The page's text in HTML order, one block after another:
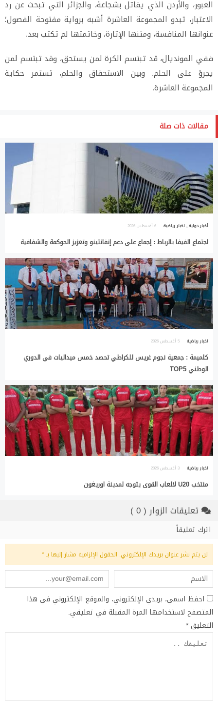
العبور، والأردن الذي يقاتل بشجاعة، والجزائر التي تبحث عن رد
الاعتبار، تبدو المجموعة العاشرة أشبه برواية مفتوحة الفصول؛
عنوانها المنافسة، ومتنها الإثارة، وخاتمتها لم تكتب بعد.
ففي المونديال، قد تبتسم الكرة لمن يستحق، وقد تبتسم لمن
يجرؤ على الحلم. وبين الاستحقاق والحلم، تستمر حكاية
المجموعة العاشرة.
مقالات ذات صلة
أخبار دولية,اخبار رياضية 6 أغسطس 2026
اجتماع الفيفا بالرباط : إجماع على دعم إنفانتينو وتعزيز الحوكمة والشفافية
اخبار رياضية 5 أغسطس 2026
كلميمة : جمعية نجوم غريس للكراطي تحصد خمس ميداليات في الدوري
الوطني TOP5
اخبار رياضية 3 أغسطس 2026
منتخب U20 لالعاب القوى يتوجه لمدينة اوريغون
تعليقات الزوار ( 0 )
اترك تعليقاً
لن يتم نشر عنوان بريدك الإلكتروني. الحقول الإلزامية مشار إليها بـ*
احفظ اسمي، بريدي الإلكتروني، والموقع الإلكتروني في هذا
المتصفح لاستخدامها المرة المقبلة في تعليقي.
التعليق*